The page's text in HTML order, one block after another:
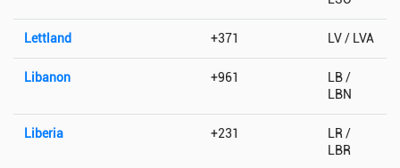
Lettland +371 LV / LVA
Libanon +961
LB /
LBN
Liberia +231
LR /
LBR